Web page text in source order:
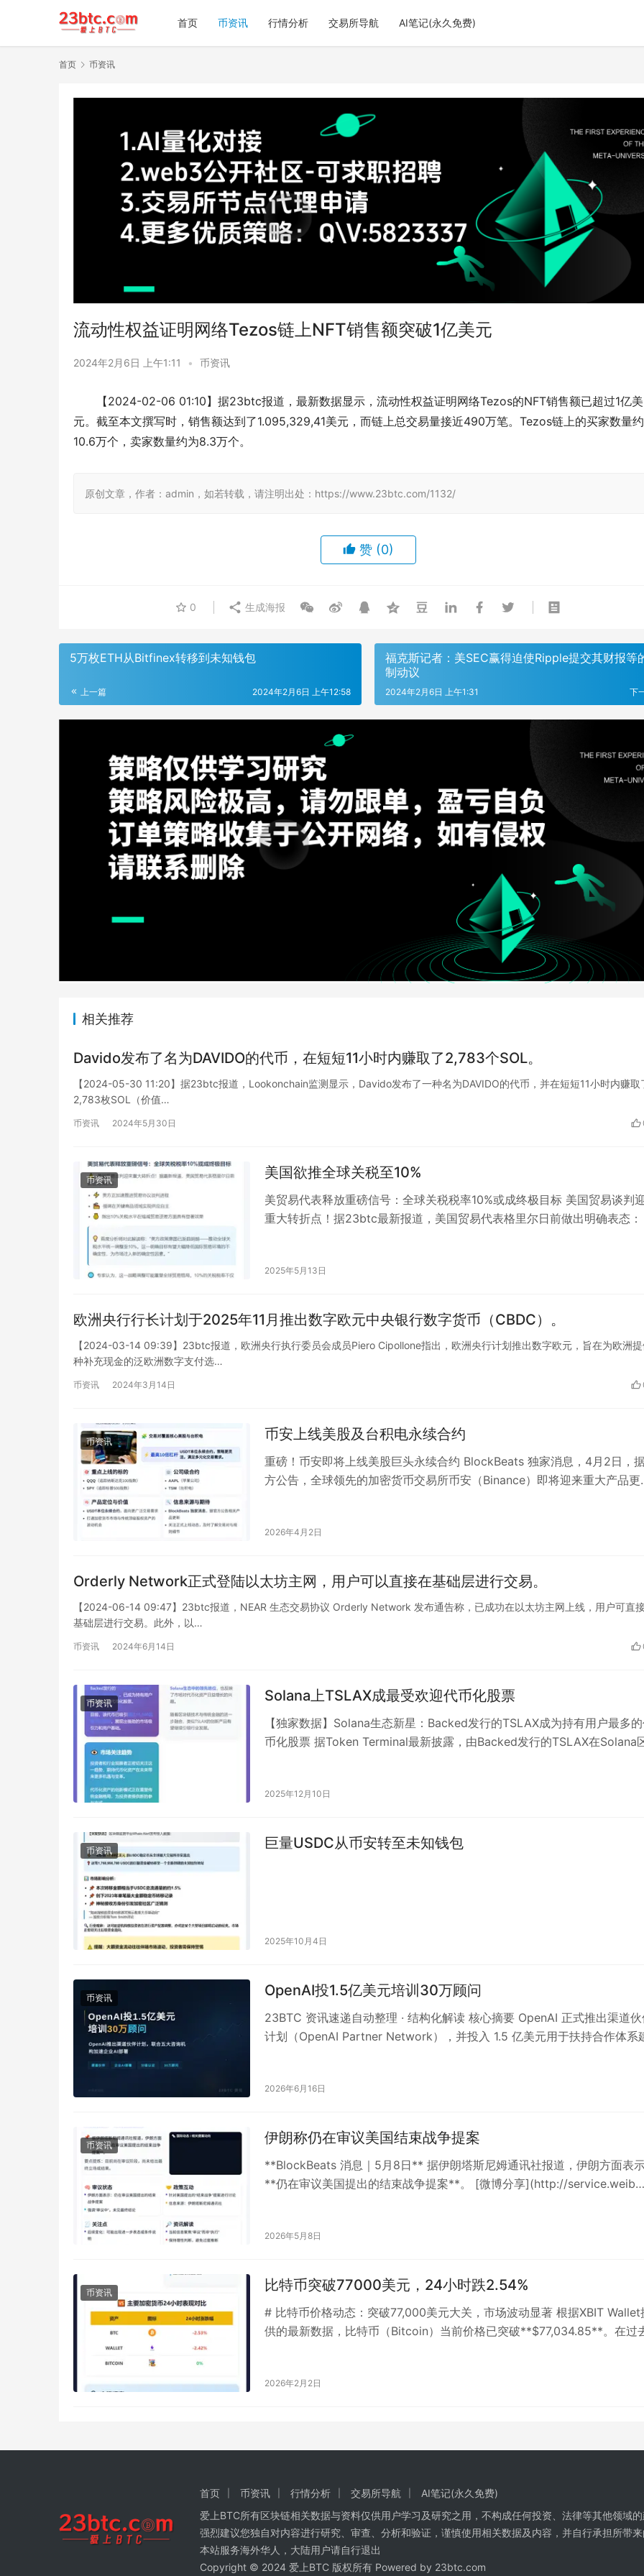
首页 币资讯 行情分析 交易所导航 AI笔记(永久免费)
首页 币资讯
流动性权益证明网络Tezos链上NFT销售额突破1亿美元
2024年2月6日 上午1:11 • 币资讯
【2024-02-06 01:10】据23btc报道，最新数据显示，流动性权益证明网络Tezos的NFT销售额已超过1亿美
元。截至本文撰写时，销售额达到了1.095,329,41美元，而链上总交易量接近490万笔。Tezos链上的买家数量
10.6万个，卖家数量约为8.3万个。
原创文章，作者：admin，如若转载，请注明出处：https://www.23btc.com/1132/
赞 (0)
0 生成海报
5万枚ETH从Bitfinex转移到未知钱包
上一篇 2024年2月6日 上午12:58
福克斯记者：美SEC赢得迫使Ripple提交其财报等
制动议
下
2024年2月6日 上午1:31
相关推荐
Davido发布了名为DAVIDO的代币，在短短11小时内赚取了2,783个SOL。
【2024-05-30 11:20】据23btc报道，Lookonchain监测显示，Davido发布了一种名为DAVIDO的代币，并在短短11小时内赚取
2,783枚SOL（价值…
币资讯 2024年5月30日
币资讯 美国欲推全球关税至10%
美贸易代表释放重磅信号：全球关税税率10%或成终极目标 美国贸易谈判
重大转折点！据23btc最新报道，美国贸易代表格里尔日前做出明确表态：
2025年5月13日
欧洲央行行长计划于2025年11月推出数字欧元中央银行数字货币（CBDC）。
【2024-03-14 09:39】23btc报道，欧洲央行执行委员会成员Piero Cipollone指出，欧洲央行计划推出数字欧元，旨在为欧洲
种补充现金的泛欧洲数字支付选…
币资讯 2024年3月14日
币资讯 币安上线美股及台积电永续合约
重磅！币安即将上线美股巨头永续合约 BlockBeats 独家消息，4月2日，
方公告，全球领先的加密货币交易所币安（Binance）即将迎来重大产品更
2026年4月2日
Orderly Network正式登陆以太坊主网，用户可以直接在基础层进行交易。
【2024-06-14 09:47】23btc报道，NEAR 生态交易协议 Orderly Network 发布通告称，已成功在以太坊主网上线，用户可直
基础层进行交易。此外，以…
币资讯 2024年6月14日
币资讯 Solana上TSLAX成最受欢迎代币化股票
【独家数据】Solana生态新星：Backed发行的TSLAX成为持有用户最多
币化股票 据Token Terminal最新披露，由Backed发行的TSLAX在Solana
2025年12月10日
币资讯 巨量USDC从币安转至未知钱包
2025年10月4日
币资讯 OpenAI投1.5亿美元培训30万顾问
23BTC 资讯速递自动整理 · 结构化解读 核心摘要 OpenAI 正式推出渠道
计划（OpenAI Partner Network），并投入 1.5 亿美元用于扶持合作体系
2026年6月16日
币资讯 伊朗称仍在审议美国结束战争提案
**BlockBeats 消息｜5月8日** 据伊朗塔斯尼姆通讯社报道，伊朗方面表示
**仍在审议美国提出的结束战争提案**。 [微博分享](http://service.weib…
2026年5月8日
币资讯 比特币突破77000美元，24小时跌2.54%
# 比特币价格动态：突破77,000美元大关，市场波动显著 根据XBIT Wallet
供的最新数据，比特币（Bitcoin）当前价格已突破**$77,034.85**。在过
2026年2月2日
首页 币资讯 行情分析 交易所导航
AI笔记(永久免费)
爱上BTC所有区块链相关数据与资料仅供用户学习及研究之用，不构成任何投资、法律等其他领域
强烈建议您独自对内容进行研究、审查、分析和验证，谨慎使用相关数据及内容，并自行承担所带
本站服务海外华人，大陆用户请自行退出
Copyright © 2024 爱上BTC 版权所有 Powered by 23btc.com